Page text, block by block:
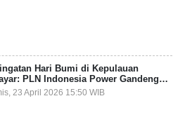
Hari Bumi di Kepulauan
PLN Indonesia Power Gandeng
dan Komunitas, Giatkan Restorasi
23 April 2026 15:50 WIB